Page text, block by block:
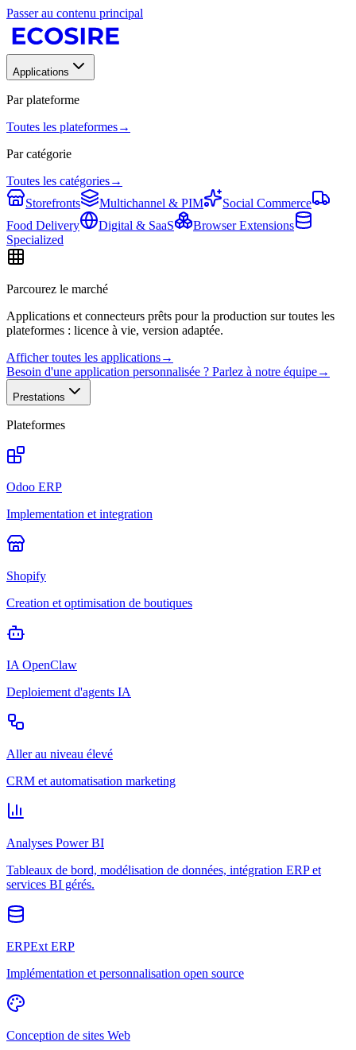
Passer au contenu principal
Applications
Par plateforme
Toutes les plateformes→
Par catégorie
Toutes les catégories→
Storefronts
Multichannel & PIM
Social Commerce
Food Delivery
Digital & SaaS
Browser Extensions
Specialized
Parcourez le marché
Applications et connecteurs prêts pour la production sur toutes les
plateformes : licence à vie, version adaptée.
Afficher toutes les applications→
Besoin d'une application personnalisée ? Parlez à notre équipe→
Prestations
Plateformes
Odoo ERP
Implementation et integration
Shopify
Creation et optimisation de boutiques
IA OpenClaw
Deploiement d'agents IA
Aller au niveau élevé
CRM et automatisation marketing
Analyses Power BI
Tableaux de bord, modélisation de données, intégration ERP et
services BI gérés.
ERPExt ERP
Implémentation et personnalisation open source
Conception de sites Web